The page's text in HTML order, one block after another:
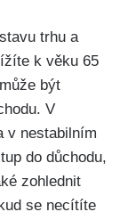
trhu a
k věku 65
být
V
v nestabilním
do důchodu,
zohlednit
se necítíte